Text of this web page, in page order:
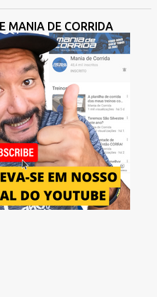
MANIA DE CORRIDA